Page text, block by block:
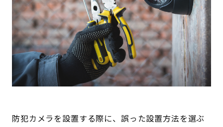
防犯カメラを設置する際に、誤った設置方法を選ぶ